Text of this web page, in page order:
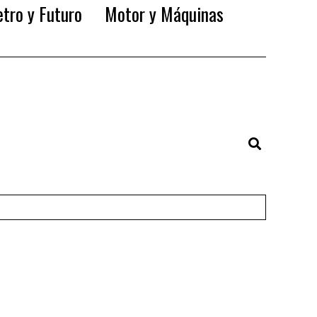
y Futuro Motor y Máquinas